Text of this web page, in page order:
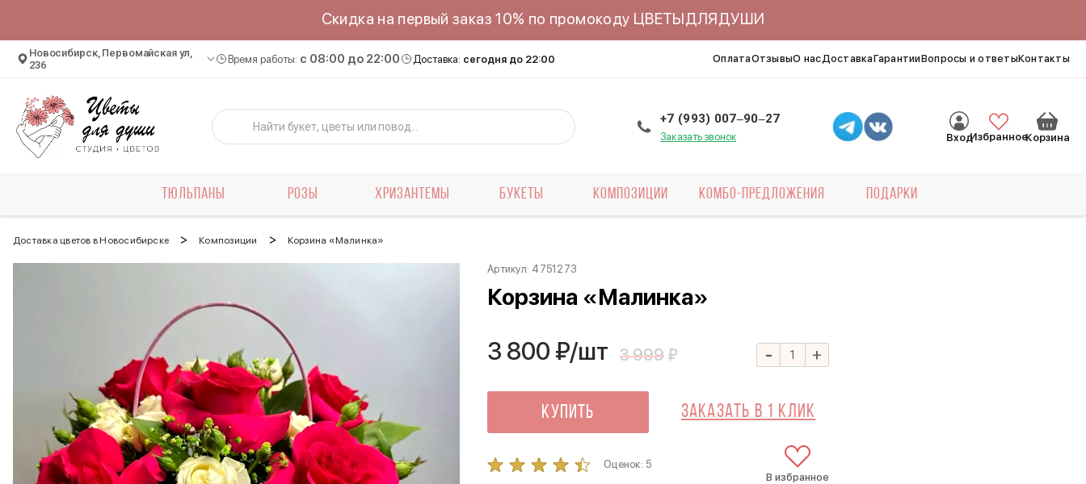
Скидка на первый заказ 10% по промокоду ЦВЕТЫДЛЯДУШИ
Новосибирск, Первомайская ул,
236
Время работы: c 08:00 до 22:00 Доставка: сегодня до 22:00 ОплатаОтзывыО насДоставкаГарантииВопросы и ответыКонтакты
+7 (993) 007‒90‒27
Заказать звонок ВходИзбранноеКорзина
ТЮЛЬПАНЫ РОЗЫ ХРИЗАНТЕМЫ БУКЕТЫ КОМПОЗИЦИИ КОМБО-ПРЕДЛОЖЕНИЯ ПОДАРКИ
Доставка цветов в Новосибирске > Композиции > Корзина «Малинка»
Артикул: 4751273
Корзина «Малинка»
3 800 ₽/шт 3 999 ₽ - +
Купить Заказать в 1 клик
Оценок: 5
В избранное